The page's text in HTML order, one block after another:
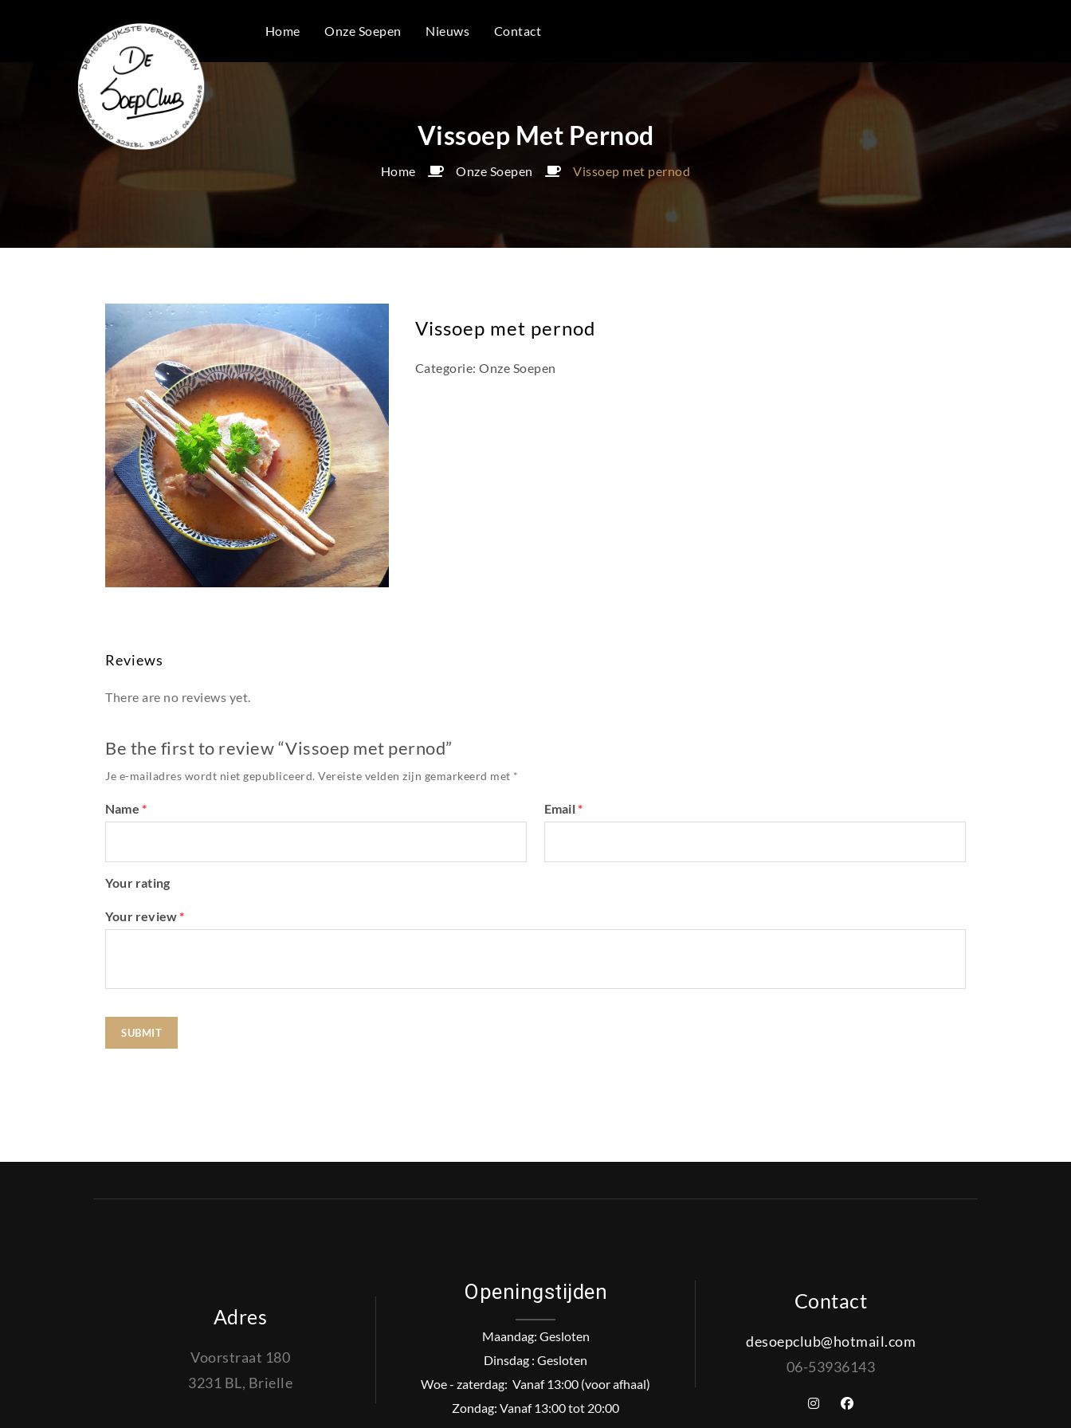
Home Onze Soepen Nieuws Contact
Vissoep Met Pernod
Home Onze Soepen Vissoep met pernod
Vissoep met pernod
Categorie:Onze Soepen
Reviews
There are no reviews yet.
Be the first to review “Vissoep met pernod”
Je e-mailadres wordt niet gepubliceerd. Vereiste velden zijn gemarkeerd met *
Name * Email*
Your rating
Your review*
Adres
Voorstraat 180
3231 BL, Brielle
Openingstijden
Maandag: Gesloten
Dinsdag : Gesloten
Woe - zaterdag: Vanaf 13:00 (voor afhaal)
Zondag: Vanaf 13:00 tot 20:00
Contact
desoepclub@hotmail.com
06-53936143